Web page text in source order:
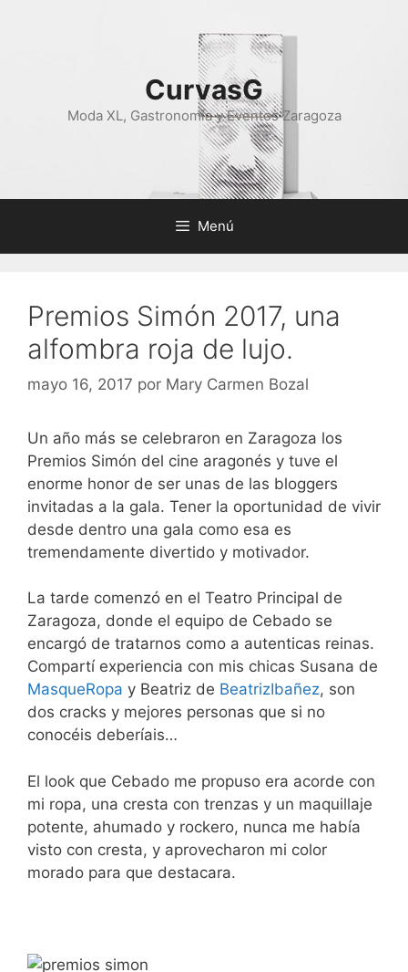
CurvasG
Moda XL, Gastronomía y Eventos Zaragoza
Menú
Premios Simón 2017, una
alfombra roja de lujo.
mayo 16, 2017 por Mary Carmen Bozal
Un año más se celebraron en Zaragoza los
Premios Simón del cine aragonés y tuve el
enorme honor de ser unas de las bloggers
invitadas a la gala. Tener la oportunidad de vivir
desde dentro una gala como esa es
tremendamente divertido y motivador.
La tarde comenzó en el Teatro Principal de
Zaragoza, donde el equipo de Cebado se
encargó de tratarnos como a autenticas reinas.
Compartí experiencia con mis chicas Susana de
MasqueRopa y Beatriz de BeatrizIbañez, son
dos cracks y mejores personas que si no
conocéis deberíais…
El look que Cebado me propuso era acorde con
mi ropa, una cresta con trenzas y un maquillaje
potente, ahumado y rockero, nunca me había
visto con cresta, y aprovecharon mi color
morado para que destacara.